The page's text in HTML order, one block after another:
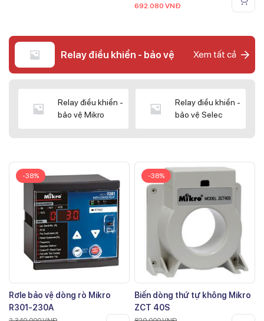
692.080 VNĐ
Relay điều khiển - bảo vệ Xem tất cả
Relay điều khiển -
bảo vệ Mikro
Relay điều khiển -
bảo vệ Selec
-38%
Rơle bảo vệ dòng rò Mikro
R301-230A
-38%
Biến dòng thứ tự không Mikro
ZCT 40S